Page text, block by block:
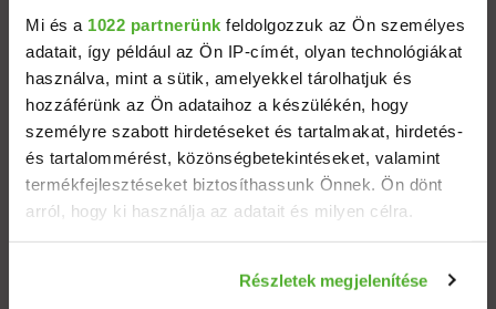
Mi és a 1022 partnerünk feldolgozzuk az Ön személyes
adatait, így például az Ön IP-címét, olyan technológiákat
használva, mint a sütik, amelyekkel tárolhatjuk és
hozzáférünk az Ön adataihoz a készülékén, hogy
személyre szabott hirdetéseket és tartalmakat, hirdetés-
és tartalommérést, közönségbetekintéseket, valamint
termékfejlesztéseket biztosíthassunk Önnek. Ön dönt
arról, hogy ki használja az adatait és milyen célra.
Információgyűjtés az Ön földrajzi elhelyezkedéséről
Részletek megjelenítése
Ingatlanok
Eladó házak
Eladó lakások
Települések